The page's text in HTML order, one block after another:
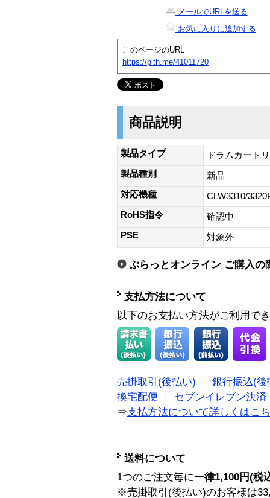
メールでURLを送る
お気に入りに追加する
このページのURL
https://plth.me/41011720
商品説明
製品タイプ
ドラムカート
製品種別
新品
対応機種
CLW3310/
RoHS指令
確認中
PSE
対象外
ぷらっとオンライン ご購入の
支払方法について
以下のお支払い方法がご利用で
売掛取引(後払い)
銀行振込(後
換宅配便
セブンイレブン決済
⇒支払方法について詳しくはこ
送料について
1つのご注文毎に一律1,100円(税
※売掛取引(後払い)のお客様は